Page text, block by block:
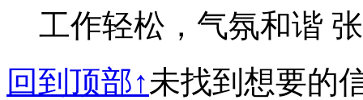
工作轻松，气氛和谐
回到顶部↑未找到想要的